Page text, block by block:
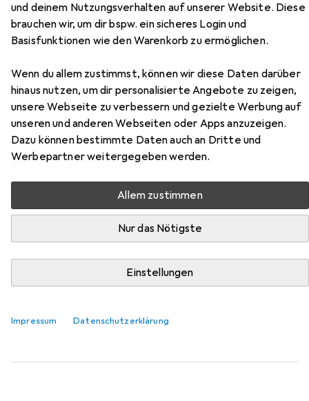
und deinem Nutzungsverhalten auf unserer Website. Diese
brauchen wir, um dir bspw. ein sicheres Login und
Basisfunktionen wie den Warenkorb zu ermöglichen.
Wenn du allem zustimmst, können wir diese Daten darüber
hinaus nutzen, um dir personalisierte Angebote zu zeigen,
unsere Webseite zu verbessern und gezielte Werbung auf
unseren und anderen Webseiten oder Apps anzuzeigen.
Dazu können bestimmte Daten auch an Dritte und
Werbepartner weitergegeben werden.
Allem zustimmen
Nur das Nötigste
Einstellungen
Impressum Datenschutzerklärung
Spur N
Zubehör für MiniTrix 16017 N
Dampflok BR 001 der DB, MHI
Hier findest du passendes Zubehör zum Produkt MiniTrix
16017 N Dampflok BR 001 der DB, MHI aus der Kategorie
Modelleisenbahn Wagen.
Relevanz
Produktliste
EUR
133,42